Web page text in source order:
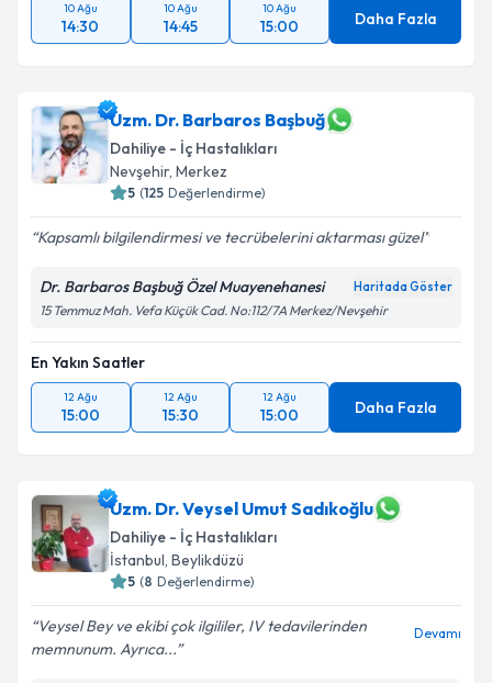
10 Ağu
14:30
10 Ağu
14:45
10 Ağu
15:00 Daha Fazla
Uzm. Dr. Barbaros Başbuğ
Dahiliye - İç Hastalıkları
Nevşehir, Merkez
5 (125 Değerlendirme)
Kapsamlı bilgilendirmesi ve tecrübelerini aktarması güzel
Dr. Barbaros Başbuğ Özel Muayenehanesi Haritada Göster
15 Temmuz Mah. Vefa Küçük Cad. No:112/7A Merkez/Nevşehir
En Yakın Saatler
12 Ağu
15:00
12 Ağu
15:30
12 Ağu
15:00 Daha Fazla
Uzm. Dr. Veysel Umut Sadıkoğlu
Dahiliye - İç Hastalıkları
İstanbul, Beylikdüzü
5 (8 Değerlendirme)
Veysel Bey ve ekibi çok ilgililer, IV tedavilerinden
memnunum. Ayrıca...
Devamı